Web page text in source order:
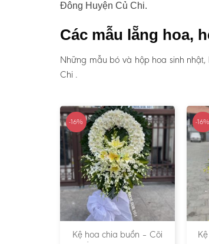
Đông Huyện Củ Chi.
Các mẫu lẵng hoa,
Những mẫu bó và hộp hoa sinh
Chi .
-16%
Kệ hoa chia buồn – Cõi
-16%